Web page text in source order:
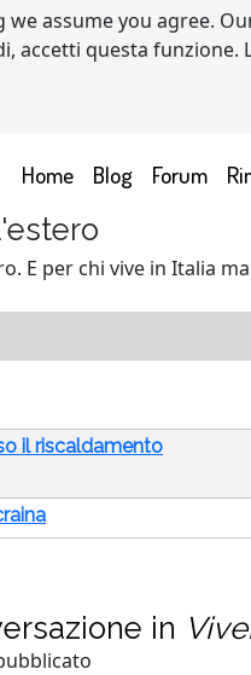
we assume you agree.
accetti questa funzione.
Home(current)
Blog Forum
E per chi vive in Italia
il riscaldamento
in